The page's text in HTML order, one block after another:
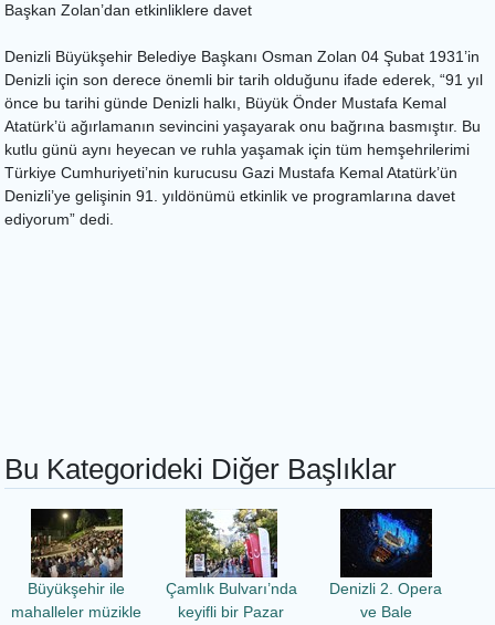
Başkan Zolan’dan etkinliklere davet
Denizli Büyükşehir Belediye Başkanı Osman Zolan 04 Şubat 1931’in
Denizli için son derece önemli bir tarih olduğunu ifade ederek, “91 yıl
önce bu tarihi günde Denizli halkı, Büyük Önder Mustafa Kemal
Atatürk’ü ağırlamanın sevincini yaşayarak onu bağrına basmıştır. Bu
kutlu günü aynı heyecan ve ruhla yaşamak için tüm hemşehrilerimi
Türkiye Cumhuriyeti’nin kurucusu Gazi Mustafa Kemal Atatürk’ün
Denizli’ye gelişinin 91. yıldönümü etkinlik ve programlarına davet
ediyorum” dedi.
Bu Kategorideki Diğer Başlıklar
Büyükşehir ile
mahalleler müzikle
Çamlık Bulvarı’nda
keyifli bir Pazar
Denizli 2. Opera
ve Bale